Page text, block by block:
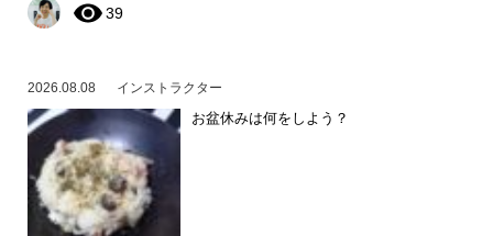
39
2026.08.08 インストラクター
お盆休みは何をしよう？